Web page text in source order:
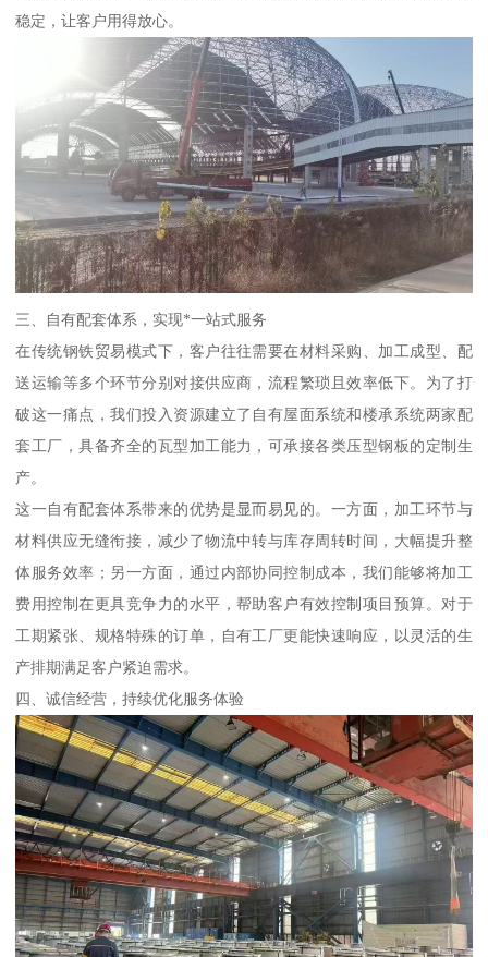
稳定，让客户用得放心。
三、自有配套体系，实现*一站式服务
在传统钢铁贸易模式下，客户往往需要在材料采购、加工成型、配
送运输等多个环节分别对接供应商，流程繁琐且效率低下。为了打
破这一痛点，我们投入资源建立了自有屋面系统和楼承系统两家配
套工厂，具备齐全的瓦型加工能力，可承接各类压型钢板的定制生
产。
这一自有配套体系带来的优势是显而易见的。一方面，加工环节与
材料供应无缝衔接，减少了物流中转与库存周转时间，大幅提升整
体服务效率；另一方面，通过内部协同控制成本，我们能够将加工
费用控制在更具竞争力的水平，帮助客户有效控制项目预算。对于
工期紧张、规格特殊的订单，自有工厂更能快速响应，以灵活的生
产排期满足客户紧迫需求。
四、诚信经营，持续优化服务体验